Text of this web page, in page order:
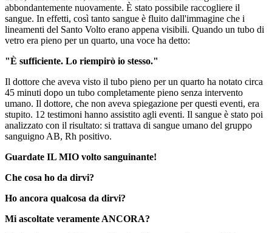
abbondantemente nuovamente. È stato possibile raccogliere il
sangue. In effetti, così tanto sangue è fluito dall'immagine che i
lineamenti del Santo Volto erano appena visibili. Quando un tubo di
vetro era pieno per un quarto, una voce ha detto:
"È sufficiente. Lo riempirò io stesso."
Il dottore che aveva visto il tubo pieno per un quarto ha notato circa
45 minuti dopo un tubo completamente pieno senza intervento
umano. Il dottore, che non aveva spiegazione per questi eventi, era
stupito. 12 testimoni hanno assistito agli eventi. Il sangue è stato poi
analizzato con il risultato: si trattava di sangue umano del gruppo
sanguigno AB, Rh positivo.
Guardate IL MIO volto sanguinante!
Che cosa ho da dirvi?
Ho ancora qualcosa da dirvi?
Mi ascoltate veramente ANCORA?